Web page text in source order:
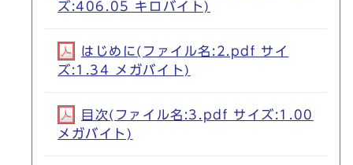
ズ:406.05 キロバイト)
はじめに(ファイル名:2.pdf サイ
ズ:1.34 メガバイト)
目次(ファイル名:3.pdf サイズ:1.00
メガバイト)